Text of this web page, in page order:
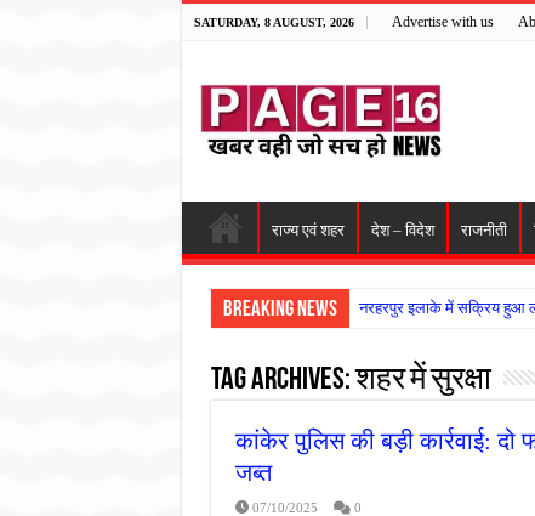
SATURDAY, 8 AUGUST, 2026 Advertise with us
राज्य एवं शहर देश – विदेश राजनीती
Breaking News नरहरपुर इलाके में सक्रिय हुआ
गृहमंत्री विजय शर्मा ने
रानी दुर्गावती बलिदान दिवस
राम मंदिर की गरिमा और
Tag Archives:शहर में सुरक्षा
कांकेर पुलिस की बड़ी कार्रवाई: दो
जब्त
07/10/2025 0